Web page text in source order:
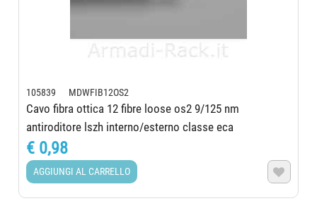
105839 MDWFIB12OS2
Cavo fibra ottica 12 fibre loose os2 9/125 nm
antiroditore lszh interno/esterno classe eca
€ 0,98
AGGIUNGI AL CARRELLO 